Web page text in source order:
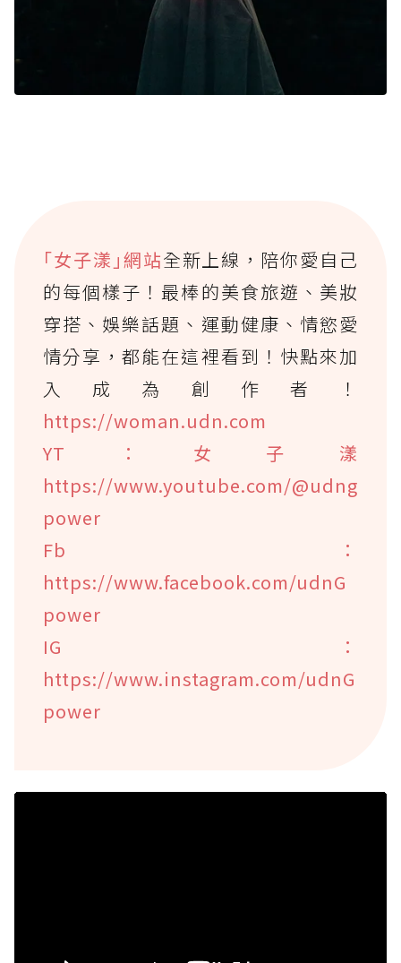
｢女子漾｣網站全新上線，陪你愛自己
的每個樣子！最棒的美食旅遊、美妝
穿搭、娛樂話題、運動健康、情慾愛
情分享，都能在這裡看到！快點來加
入成為創作者！
https://woman.udn.com
YT：女子漾
https://www.youtube.com/@udng
power
Fb：
https://www.facebook.com/udnG
power
IG：
https://www.instagram.com/udnG
power